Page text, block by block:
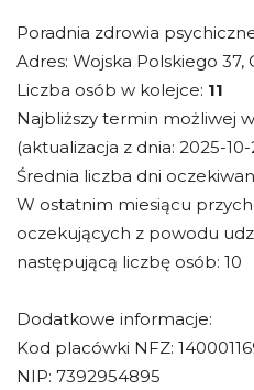
Poradnia zdrowia
Adres: Wojska Polskiego 37,
Liczba osób w kolejce: 11
Najbliższy termin możliwej
(aktualizacja z dnia: 2025-10-
Średnia liczba dni
W ostatnim miesiącu
oczekujących z powodu
następującą liczbę osób: 10
Dodatkowe informacje:
Kod placówki NFZ:
NIP: 7392954895